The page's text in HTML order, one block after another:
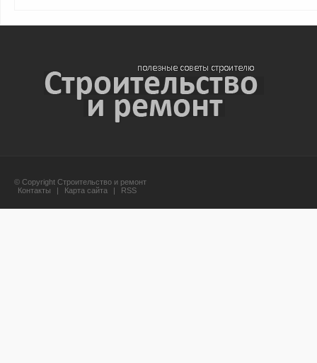
© Copyright Строительство и ремонт
Контакты
| Карта сайта | RSS